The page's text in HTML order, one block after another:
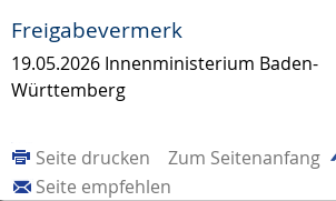
Freigabevermerk
19.05.2026 Innenministerium Baden-
Württemberg
Zum Seitenanfang
Seite drucken
Seite empfehlen